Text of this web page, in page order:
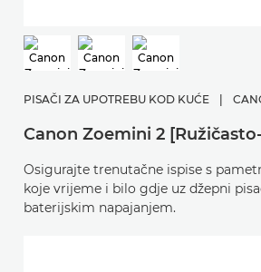
PISAČI ZA UPOTREBU KOD KUĆE |
Canon Zoemini 2
Osigurajte trenutačne ispise s
koje vrijeme i bilo gdje uz džepni
baterijskim napajanjem.